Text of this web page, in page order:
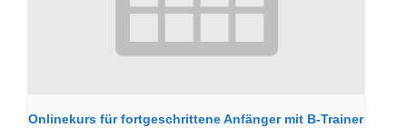
Onlinekurs für fortgeschrittene Anfänger mit B-Trainer